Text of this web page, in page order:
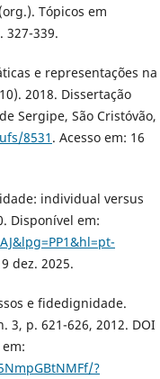
Tópicos em
327-339.
e representações na
2018. Dissertação
Sergipe, São Cristóvão,
8531 . Acesso em: 16
individual versus
Disponível em:
dez. 2025.
e fidedignidade.
3, p. 621-626, 2012. DOI
?